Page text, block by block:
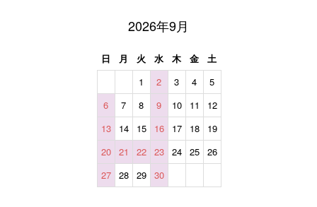
2026年9月
日 月 火 水 木 金
土
1
2 3 4
5
6
7 8 9 10 11
12
13
14 15 16 17 18
19
20
21 22 23 24 25
26
27
28 29 30